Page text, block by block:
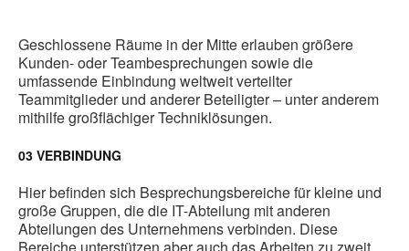
Geschlossene Räume in der Mitte erlauben größere
Kunden- oder Teambesprechungen sowie die
umfassende Einbindung weltweit verteilter
Teammitglieder und anderer Beteiligter – unter anderem
mithilfe großflächiger Techniklösungen.
03 VERBINDUNG
Hier befinden sich Besprechungsbereiche für kleine und
große Gruppen, die die IT-Abteilung mit anderen
Abteilungen des Unternehmens verbinden. Diese